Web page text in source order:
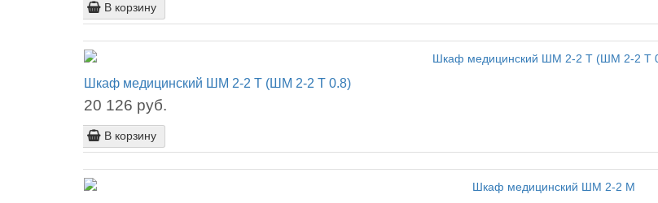
В корзину
Шкаф медицинский ШМ 2-2 Т (ШМ 2-2 Т 0.8)
20 126 руб.
В корзину